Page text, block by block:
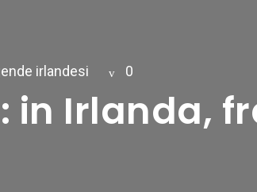
irlandesi 0
in Irlanda,